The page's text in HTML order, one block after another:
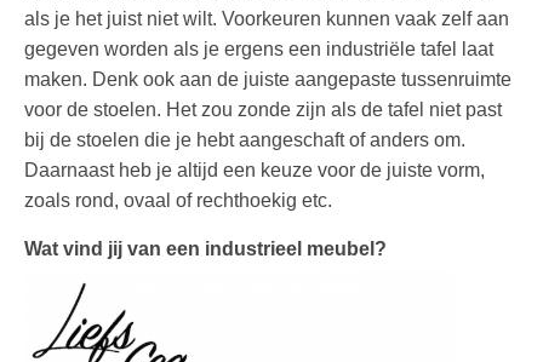
als je het juist niet wilt. Voorkeuren kunnen vaak zelf aan
gegeven worden als je ergens een industriële tafel laat
maken. Denk ook aan de juiste aangepaste tussenruimte
voor de stoelen. Het zou zonde zijn als de tafel niet past
bij de stoelen die je hebt aangeschaft of anders om.
Daarnaast heb je altijd een keuze voor de juiste vorm,
zoals rond, ovaal of rechthoekig etc.
Wat vind jij van een industrieel meubel?